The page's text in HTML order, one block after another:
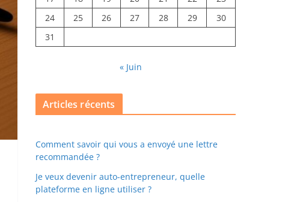
24
25 26 27 28 29
30
31
« Juin
Articles récents
Comment savoir qui vous a envoyé une lettre
recommandée ?
Je veux devenir auto-entrepreneur, quelle
plateforme en ligne utiliser ?